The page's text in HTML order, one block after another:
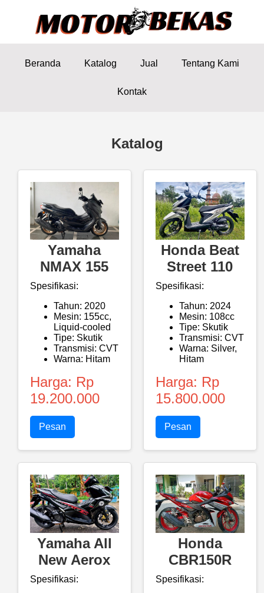
Beranda Katalog Jual Tentang Kami
Kontak
Katalog
Yamaha
NMAX 155
Spesifikasi:
Tahun: 2020
Mesin: 155cc,
Liquid-cooled
Tipe: Skutik
Transmisi: CVT
Warna: Hitam
Harga: Rp
19.200.000
Pesan
Honda Beat
Street 110
Spesifikasi:
Tahun: 2024
Mesin: 108cc
Tipe: Skutik
Transmisi: CVT
Warna: Silver,
Hitam
Harga: Rp
15.800.000
Pesan
Yamaha All
New Aerox
Spesifikasi:
Honda
CBR150R
Spesifikasi: